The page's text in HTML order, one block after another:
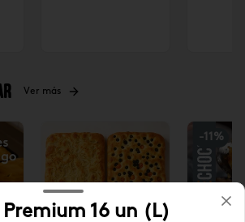
Ver más
-11 %
16 un (L)